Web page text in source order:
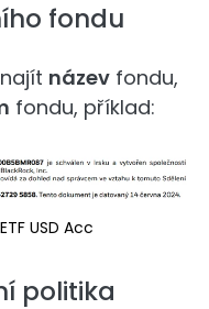
fondu
název fondu,
fondu, příklad:
USD Acc
politika